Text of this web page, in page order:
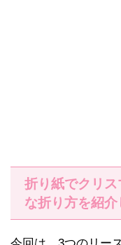
折り紙でクリ
な折り方を紹介